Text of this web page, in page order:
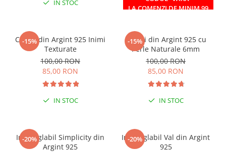
IN STOC
LA COMENZI DE MINIM 99
IN STOC
-15%
Cercei din Argint 925 Inimi
Texturate
100,00 RON
85,00 RON
IN STOC
-15%
Cercei din Argint 925 cu
Perle Naturale 6mm
100,00 RON
85,00 RON
IN STOC
-20%
Inel reglabil Simplicity din
Argint 925
-20%
Inel reglabil Val din Argint
925